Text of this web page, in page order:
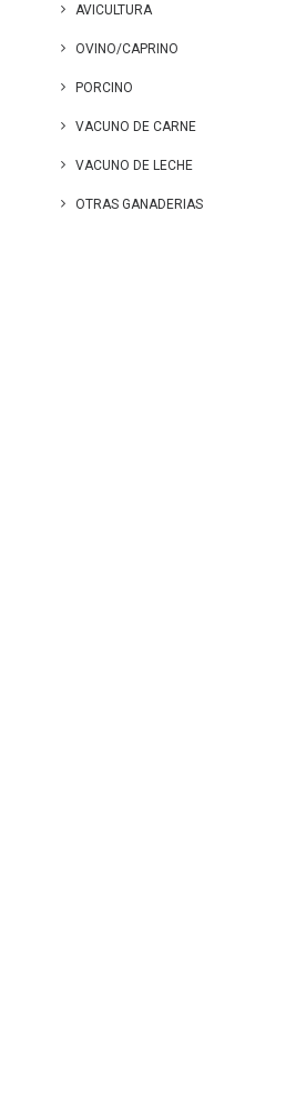
AVICULTURA
OVINO/CAPRINO
PORCINO
VACUNO DE CARNE
VACUNO DE LECHE
OTRAS GANADERIAS